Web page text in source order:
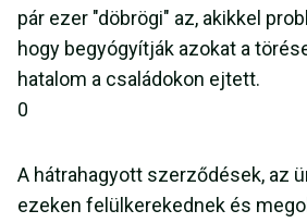
pár ezer "döbrögi" az, akikkel
hogy begyógyítják azokat a
hatalom a családokon ejtett.
0
A hátrahagyott szerződések, az
ezeken felülkerekednek és